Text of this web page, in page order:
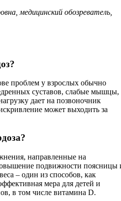
медицинский обозреватель,
проблем у взрослых обычно
суставов, слабые мышцы,
дает на позвоночник
может выходить за
направленные на
подвижности поясницы
– один из способов, как
мера для детей и
в том числе витамина D.